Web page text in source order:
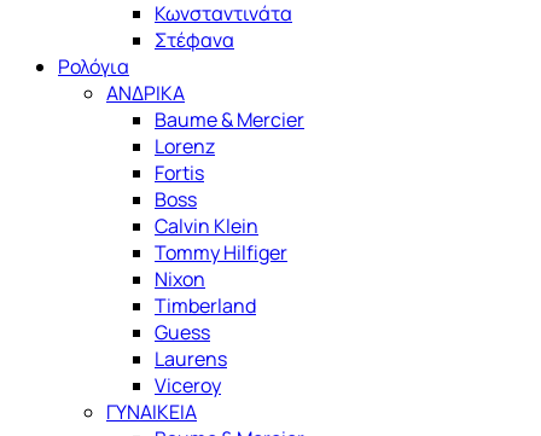
Κωνσταντινάτα
Στέφανα
Ρολόγια
ΑΝΔΡΙΚΑ
Baume & Mercier
Lorenz
Fortis
Boss
Calvin Klein
Tommy Hilfiger
Nixon
Timberland
Guess
Laurens
Viceroy
ΓΥΝΑΙΚΕΙΑ